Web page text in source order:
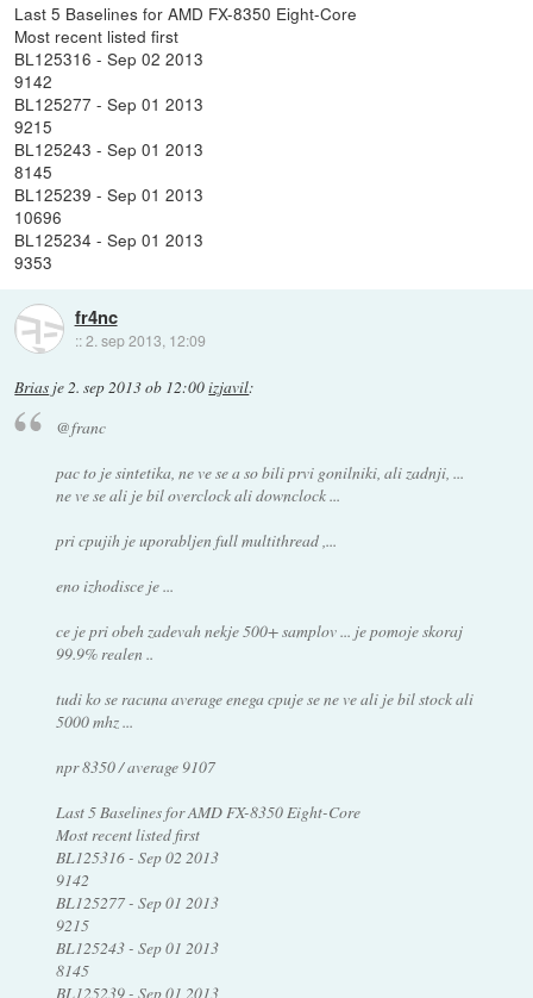
Last 5 Baselines for AMD FX-8350 Eight-Core
Most recent listed first
BL125316 - Sep 02 2013
9142
BL125277 - Sep 01 2013
9215
BL125243 - Sep 01 2013
8145
BL125239 - Sep 01 2013
10696
BL125234 - Sep 01 2013
9353
fr4nc
::2. sep 2013, 12:09
Brias je2. sep 2013 ob 12:00izjavil:
@franc
pac to je sintetika, ne ve se a so bili prvi gonilniki, ali zadnji, ...
ne ve se ali je bil overclock ali downclock ...
pri cpujih je uporabljen full multithread ,...
eno izhodisce je ...
ce je pri obeh zadevah nekje 500+ samplov ... je pomoje skoraj
99.9% realen ..
tudi ko se racuna average enega cpuje se ne ve ali je bil stock ali
5000 mhz ...
npr 8350 / average 9107
Last 5 Baselines for AMD FX-8350 Eight-Core
Most recent listed first
BL125316 - Sep 02 2013
9142
BL125277 - Sep 01 2013
9215
BL125243 - Sep 01 2013
8145
BL125239 - Sep 01 2013